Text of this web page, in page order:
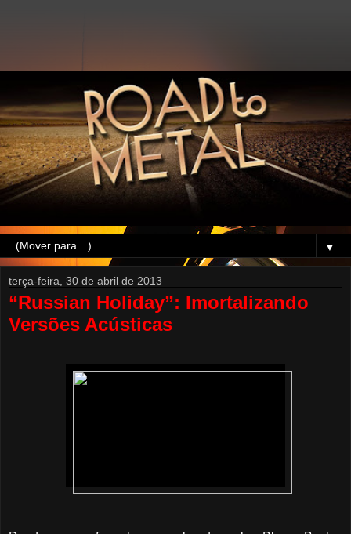
▼
terça-feira, 30 de abril de 2013
“Russian Holiday”: Imortalizando
Versões Acústicas